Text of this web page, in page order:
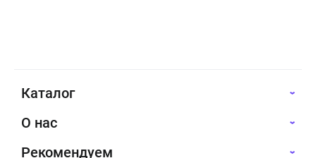
Каталог
О нас
Рекомендуем